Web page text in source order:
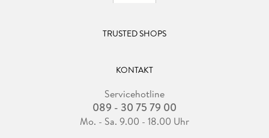
TRUSTED SHOPS
KONTAKT
Servicehotline
089 - 30 75 79 00
Mo. - Sa. 9.00 - 18.00 Uhr